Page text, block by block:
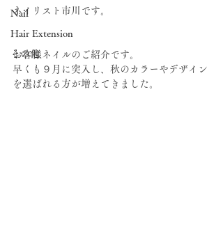
Nail
Hair Extension
その他
ネイリスト市川です。
お客様ネイルのご紹介です。
早くも９月に突入し、秋のカラーやデザイン
を選ばれる方が増えてきました。